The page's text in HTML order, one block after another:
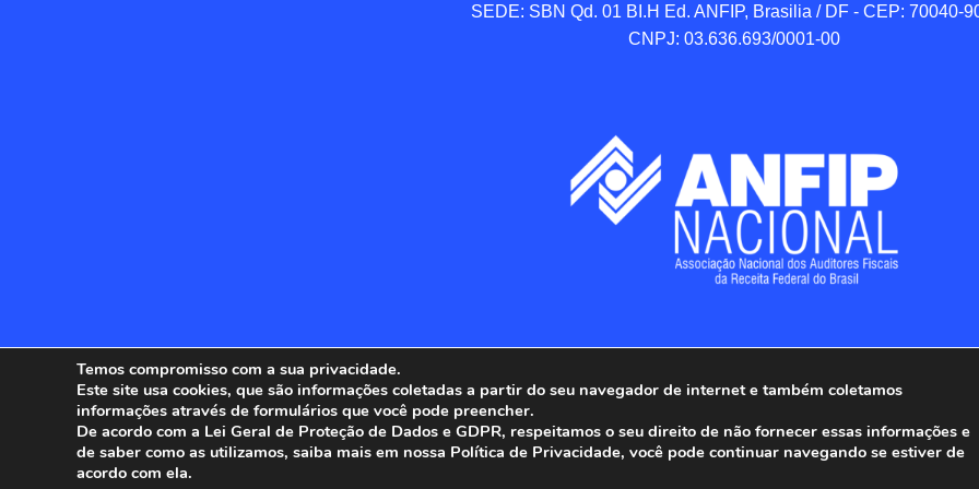
SEDE: SBN Qd. 01 BI.H Ed. ANFIP, Brasilia / DF - CEP: 70040-
CNPJ: 03.636.693/0001-00
ANFIP - Associação Nacional dos Auditores Fiscais da Receita Federal
Todos os Direitos Reservados.
Temos compromisso com a sua privacidade.
Este site usa cookies, que são informações coletadas a partir do seu navegador de internet e também coletamos
informações através de formulários que você pode preencher.
De acordo com a Lei Geral de Proteção de Dados e GDPR, respeitamos o seu direito de não fornecer essas informações e
de saber como as utilizamos, saiba mais em nossa Política de Privacidade, você pode continuar navegando se estiver de
acordo com ela.